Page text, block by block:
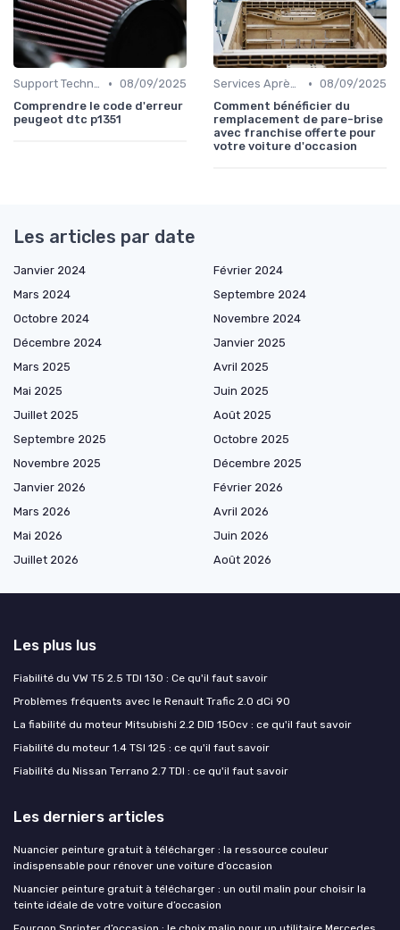
Support Technique • 08/09/2025
Comprendre le code d'erreur
peugeot dtc p1351
Services Après-Vente • 08/09/2025
Comment bénéficier du
remplacement de pare-brise
avec franchise offerte pour
votre voiture d'occasion
Les articles par date
Janvier 2024
Février 2024
Mars 2024
Septembre 2024
Octobre 2024
Novembre 2024
Décembre 2024
Janvier 2025
Mars 2025
Avril 2025
Mai 2025
Juin 2025
Juillet 2025
Août 2025
Septembre 2025
Octobre 2025
Novembre 2025
Décembre 2025
Janvier 2026
Février 2026
Mars 2026
Avril 2026
Mai 2026
Juin 2026
Juillet 2026
Août 2026
Les plus lus
Fiabilité du VW T5 2.5 TDI 130 : Ce qu'il faut savoir
Problèmes fréquents avec le Renault Trafic 2.0 dCi 90
La fiabilité du moteur Mitsubishi 2.2 DID 150cv : ce qu'il faut savoir
Fiabilité du moteur 1.4 TSI 125 : ce qu'il faut savoir
Fiabilité du Nissan Terrano 2.7 TDI : ce qu'il faut savoir
Les derniers articles
Nuancier peinture gratuit à télécharger : la ressource couleur
indispensable pour rénover une voiture d’occasion
Nuancier peinture gratuit à télécharger : un outil malin pour choisir la
teinte idéale de votre voiture d’occasion